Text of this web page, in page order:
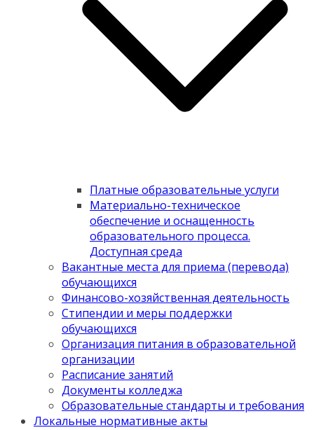
Платные образовательные услуги
Материально-техническое
обеспечение и оснащенность
образовательного процесса.
Доступная среда
Вакантные места для приема (перевода)
обучающихся
Финансово-хозяйственная деятельность
Стипендии и меры поддержки
обучающихся
Организация питания в образовательной
организации
Расписание занятий
Документы колледжа
Образовательные стандарты и требования
Локальные нормативные акты